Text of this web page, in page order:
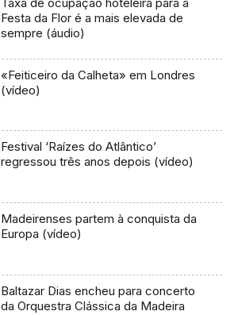
Festa da Flor é a mais elevada de
sempre (áudio)
«Feiticeiro da Calheta» em Londres
(vídeo)
Festival ‘Raízes do Atlântico’
regressou três anos depois (vídeo)
Madeirenses partem à conquista da
Europa (vídeo)
Baltazar Dias encheu para concerto
da Orquestra Clássica da Madeira